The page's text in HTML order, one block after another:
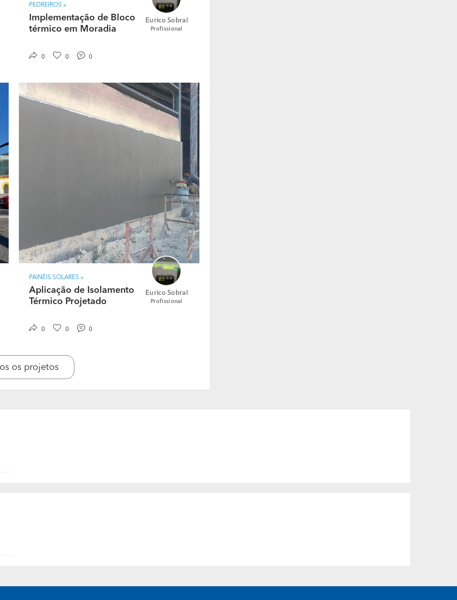
PEDREIROS »
Implementação de Bloco
térmico em Moradia
Eurico Sobral
Profissional
0 0 0
PAINÉIS SOLARES »
Aplicação de Isolamento
Térmico Projetado
Eurico Sobral
Profissional
0 0 0
os projetos